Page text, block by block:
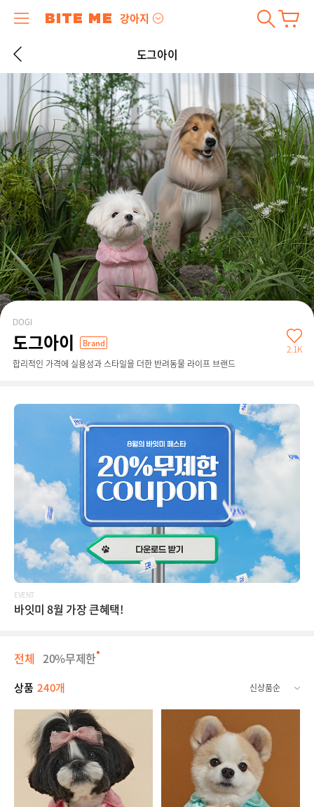
강아지
도그아이
DOGI
도그아이 Brand
2.1K
합리적인 가격에 실용성과 스타일을 더한 반려동물 라이프 브랜드
EVENT
바잇미 8월 가장 큰혜택!
전체 20%무제한
상품 240개